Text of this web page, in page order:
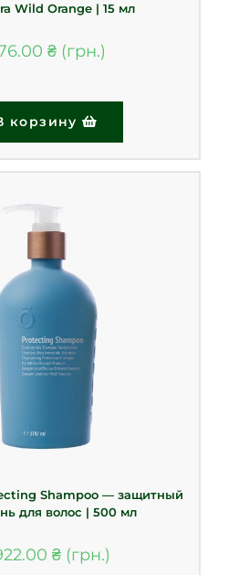
Wild Orange | 15 мл
₴
корзину
Shampoo — защитный
для волос | 500 мл
₴